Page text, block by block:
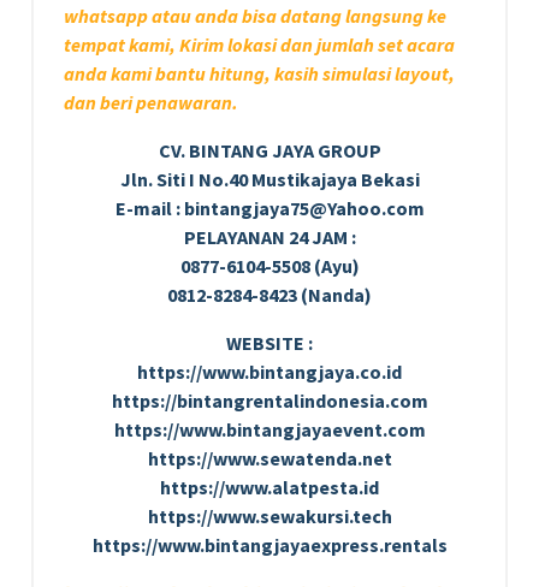
whatsapp atau anda bisa datang langsung ke
tempat kami, Kirim lokasi dan jumlah set acara
anda kami bantu hitung, kasih simulasi layout,
dan beri penawaran.
CV. BINTANG JAYA GROUP
Jln. Siti I No.40 Mustikajaya Bekasi
E-mail : bintangjaya75@Yahoo.com
PELAYANAN 24 JAM :
0877-6104-5508 (Ayu)
0812-8284-8423 (Nanda)
WEBSITE :
https://www.bintangjaya.co.id
https://bintangrentalindonesia.com
https://www.bintangjayaevent.com
https://www.sewatenda.net
https://www.alatpesta.id
https://www.sewakursi.tech
https://www.bintangjayaexpress.rentals